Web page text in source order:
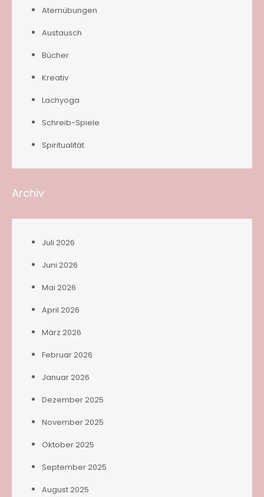
Atemübungen
Austausch
Bücher
Kreativ
Lachyoga
Schreib-Spiele
Spiritualität
Archiv
Juli 2026
Juni 2026
Mai 2026
April 2026
März 2026
Februar 2026
Januar 2026
Dezember 2025
November 2025
Oktober 2025
September 2025
August 2025